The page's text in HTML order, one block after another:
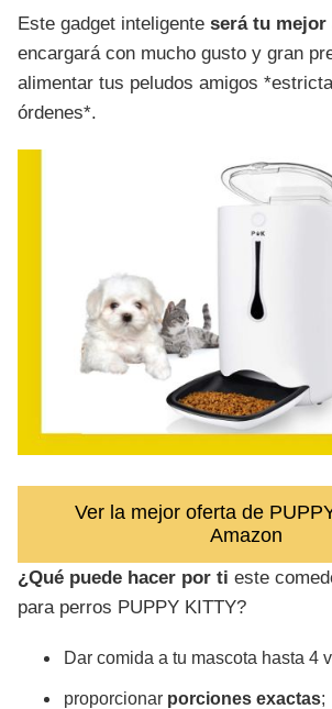
Este gadget inteligente será tu mejor
encargará con mucho gusto y gran
alimentar tus peludos amigos
órdenes*.
Ver la mejor oferta de
Amazon
¿Qué puede hacer por ti este
para perros PUPPY KITTY?
Dar comida a tu mascota hasta 4
proporcionar porciones exactas;